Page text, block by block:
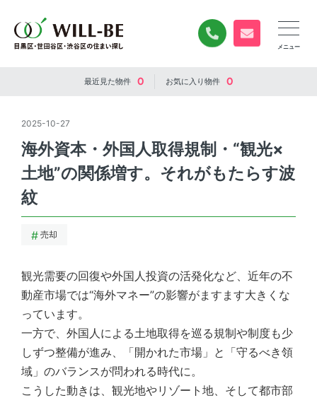
0120-840-834
無料お問い合
最近見た物件 0 お気に入り物件 0
2025-10-27
海外資本・外国人取得規制・“観光×
土地”の関係増す。それがもたらす波
紋
売却
観光需要の回復や外国人投資の活発化など、近年の不
動産市場では“海外マネー”の影響がますます大きくな
っています。
一方で、外国人による土地取得を巡る規制や制度も少
しずつ整備が進み、「開かれた市場」と「守るべき領
域」のバランスが問われる時代に。
こうした動きは、観光地やリゾート地、そして都市部